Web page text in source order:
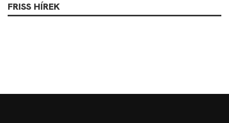
FRISS HÍREK